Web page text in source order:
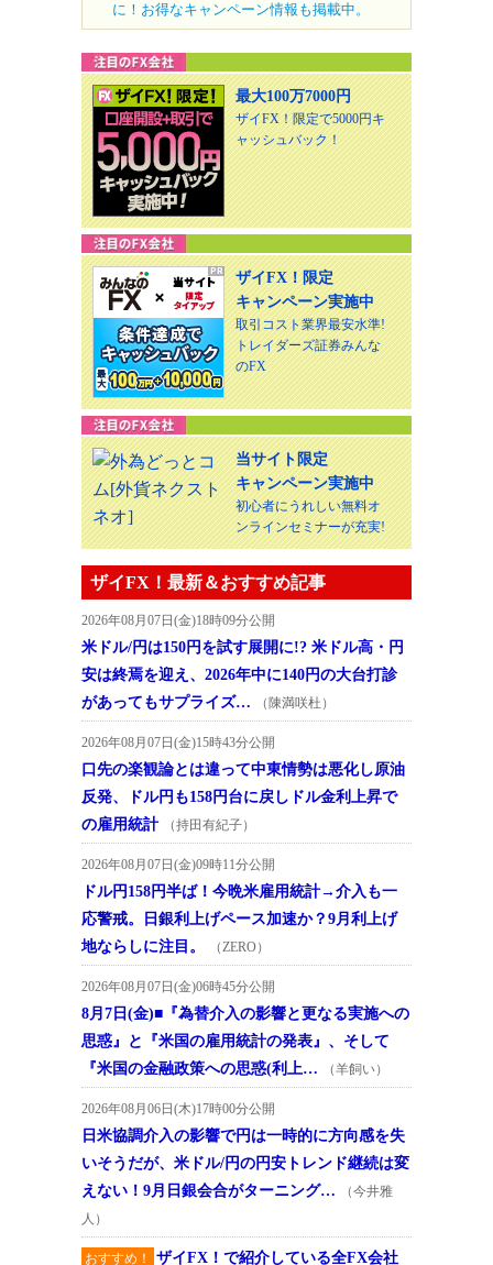
に！お得なキャンペーン情報も掲載中。
最大100万7000円
ザイFX！限定で5000円キ
ャッシュバック！
ザイFX！限定
キャンペーン実施中
取引コスト業界最安水準!
トレイダーズ証券みんな
のFX
当サイト限定
キャンペーン実施中
初心者にうれしい無料オ
ンラインセミナーが充実!
ザイFX！最新＆おすすめ記事
2026年08月07日(金)18時09分公開
米ドル/円は150円を試す展開に!? 米ドル高・円
安は終焉を迎え、2026年中に140円の大台打診
があってもサプライズ…
（陳満咲杜）
2026年08月07日(金)15時43分公開
口先の楽観論とは違って中東情勢は悪化し原油
反発、ドル円も158円台に戻しドル金利上昇で
の雇用統計
（持田有紀子）
2026年08月07日(金)09時11分公開
ドル円158円半ば！今晩米雇用統計→介入も一
応警戒。日銀利上げペース加速か？9月利上げ
地ならしに注目。
（ZERO）
2026年08月07日(金)06時45分公開
8月7日(金)■『為替介入の影響と更なる実施への
思惑』と『米国の雇用統計の発表』、そして
『米国の金融政策への思惑(利上…
（羊飼い）
2026年08月06日(木)17時00分公開
日米協調介入の影響で円は一時的に方向感を失
いそうだが、米ドル/円の円安トレンド継続は変
えない！9月日銀会合がターニング…
（今井雅
人）
おすすめ！ ザイFX！で紹介している全FX会社